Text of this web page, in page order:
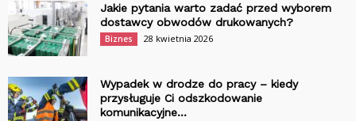
Jakie pytania warto zadać przed wyborem
dostawcy obwodów drukowanych?
Biznes 28 kwietnia 2026
Wypadek w drodze do pracy – kiedy
przysługuje Ci odszkodowanie
komunikacyjne...